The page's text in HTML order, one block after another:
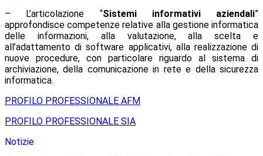
– L’articolazione “Sistemi informativi aziendali”
approfondisce competenze relative alla gestione informatica
delle informazioni, alla valutazione, alla scelta e
all’adattamento di software applicativi, alla realizzazione di
nuove procedure, con particolare riguardo al sistema di
archiviazione, della comunicazione in rete e della sicurezza
informatica.
PROFILO PROFESSIONALE AFM
PROFILO PROFESSIONALE SIA
Notizie